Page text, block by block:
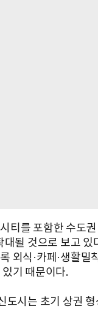
티를 포함한 수도
될 것으로 보고 있
외식·카페·생활밀
기 때문이다.
도시는 초기 상권